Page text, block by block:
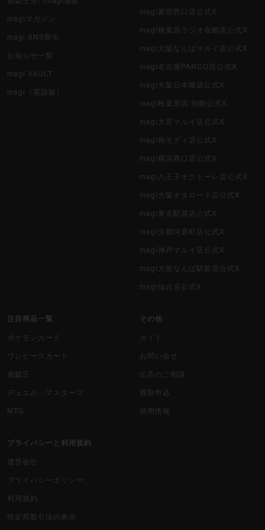
magiマガジン
magi SNS取引
お知らせ一覧
magi VAULT
magi（英語版）
magi新宿西口店公式X
magi秋葉原ラジオ会館店公式X
magi大阪なんばマルイ店公式X
magi名古屋PARCO店公式X
magi大阪日本橋店公式X
magi秋葉原店 別館公式X
magi大宮マルイ店公式X
magi柏モディ店公式X
magi横浜西口店公式X
magi八王子オクトーレ店公式X
magi大阪オタロード店公式X
magi東京駅前店公式X
magi京都河原町店公式X
magi神戸マルイ店公式X
magi大阪なんば駅前店公式X
magi仙台店公式X
注目商品一覧
ポケモンカード
ワンピースカード
遊戯王
デュエル・マスターズ
MTG
その他
ガイド
お問い合せ
出店のご相談
買取申込
採用情報
プライバシーと利用規約
運営会社
プライバシーポリシー
利用規約
特定商取引法の表示